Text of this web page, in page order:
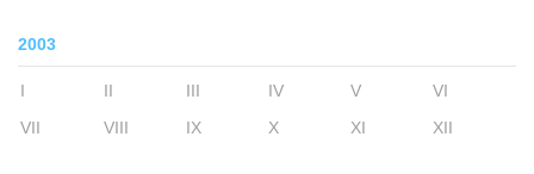
2003
I II III IV V
VI
VII
VIII IX X XI XII